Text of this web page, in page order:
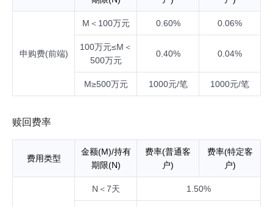
申购费(前端)
M＜100万元 0.60% 0.06%
100万元≤M＜
500万元
0.40% 0.04%
M≥500万元 1000元/笔 1000元/笔
赎回费率
费用类型
金额(M)/持有
期限(N)
费率(普通客
户)
费率(特定客
户)
N＜7天 1.50%